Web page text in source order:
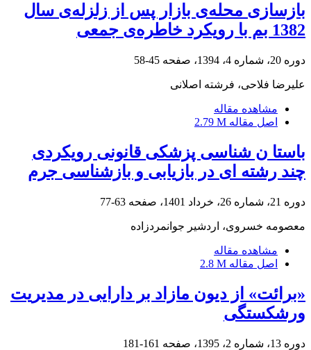
بازسازی محله‌ی بازار پس از زلزله‌ی سال
1382 بم با رویکرد خاطره‌ی جمعی
دوره 20، شماره 4، 1394، صفحه 45-58
علیرضا فلاحی، فرشته اصلانی
مشاهده مقاله
اصل مقاله 2.79 M
باستا ن شناسی پزشکی قانونی رویکردی
چند رشته ای در بازیابی و بازشناسی جرم
دوره 21، شماره 26، خرداد 1401، صفحه 63-77
معصومه خسروی، اردشیر جوانمردزاده
مشاهده مقاله
اصل مقاله 2.8 M
«برائت» از دیون مازاد بر دارایی در مدیریت
ورشکستگی
دوره 13، شماره 2، 1395، صفحه 161-181